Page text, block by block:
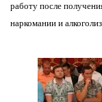
работу после
наркомании и